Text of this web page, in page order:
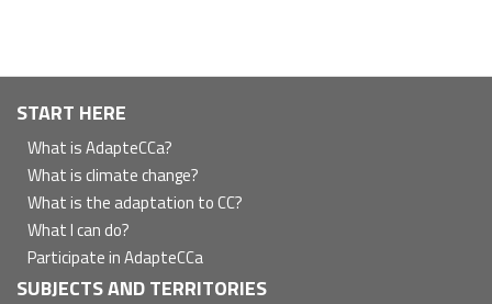
Navegación
principal
START HERE
What is AdapteCCa?
What is climate change?
What is the adaptation to CC?
What I can do?
Participate in AdapteCCa
SUBJECTS AND TERRITORIES